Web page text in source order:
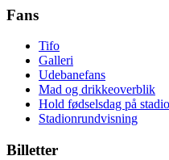
Fans
Tifo
Galleri
Udebanefans
Mad og drikkeoverblik
Hold fødselsdag på
Stadionrundvisning
Billetter